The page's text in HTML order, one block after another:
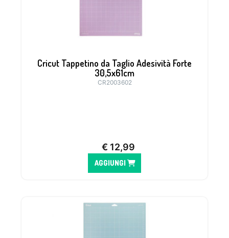
Cricut Tappetino da Taglio Adesività Forte
30,5x61cm
CR2003602
stabilizzato.
€ 12,99
AGGIUNGI